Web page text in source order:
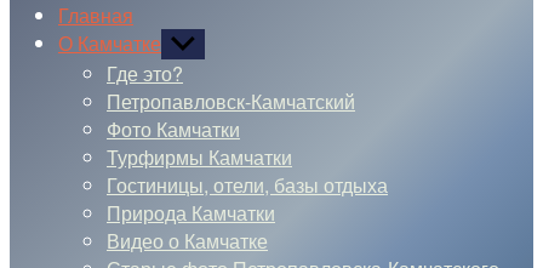
Главная
О Камчатке Показывать
подменю
Где это?
Петропавловск-Камчатский
Фото Камчатки
Турфирмы Камчатки
Гостиницы, отели, базы отдыха
Природа Камчатки
Видео о Камчатке